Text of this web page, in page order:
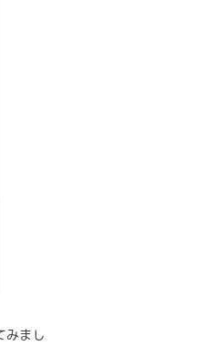
みまし